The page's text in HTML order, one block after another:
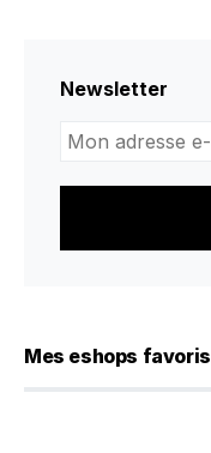
Newsletter
adresse
mail
Mes eshops favoris